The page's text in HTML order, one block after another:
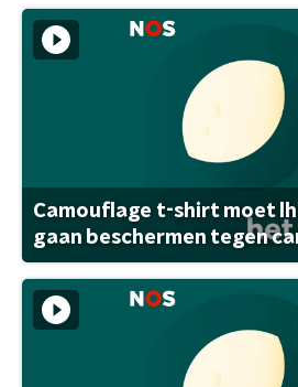
Camouflage t-shirt moet
gaan beschermen tegen